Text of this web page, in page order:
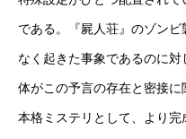
である。『屍人荘』のゾン
なく起きた事象であるのに
体がこの予言の存在と密接
本格ミステリとして、より完